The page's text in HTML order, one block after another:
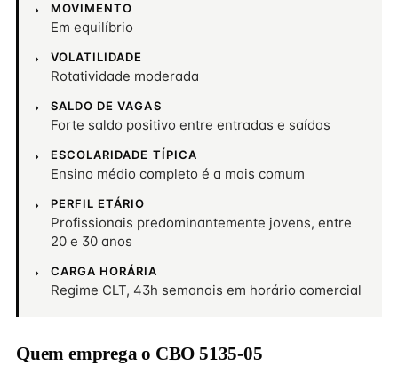
MOVIMENTO
Em equilíbrio
VOLATILIDADE
Rotatividade moderada
SALDO DE VAGAS
Forte saldo positivo entre entradas e saídas
ESCOLARIDADE TÍPICA
Ensino médio completo é a mais comum
PERFIL ETÁRIO
Profissionais predominantemente jovens, entre
20 e 30 anos
CARGA HORÁRIA
Regime CLT, 43h semanais em horário comercial
Quem emprega o CBO 5135-05